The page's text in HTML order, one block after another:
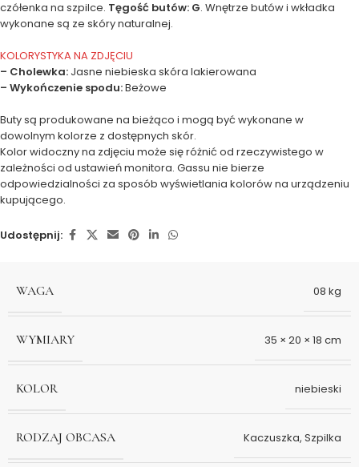
czółenka na szpilce. Tęgość butów: G. Wnętrze butów i wkładka
wykonane są ze skóry naturalnej.
KOLORYSTYKA NA ZDJĘCIU
– Cholewka: Jasne niebieska skóra lakierowana
– Wykończenie spodu:Beżowe
Buty są produkowane na bieżąco i mogą być wykonane w
dowolnym kolorze z dostępnych skór.
Kolor widoczny na zdjęciu może się różnić od rzeczywistego w
zależności od ustawień monitora. Gassu nie bierze
odpowiedzialności za sposób wyświetlania kolorów na urządzeniu
kupującego.
Udostępnij:
WAGA 08 kg
WYMIARY 35 × 20 × 18 cm
KOLOR niebieski
RODZAJ OBCASA Kaczuszka, Szpilka